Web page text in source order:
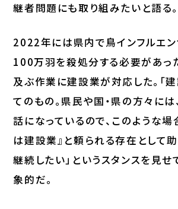
継者問題にも取り組みたいと語る。
2022年には県内で鳥インフルエン
100万羽を殺処分する必要があっ
及ぶ作業に建設業が対応した。「
てのもの。県民や国・県の方々に
話になっているので、このような場
は建設業』と頼られる存在として
継続したい」というスタンスを見せ
象的だ。